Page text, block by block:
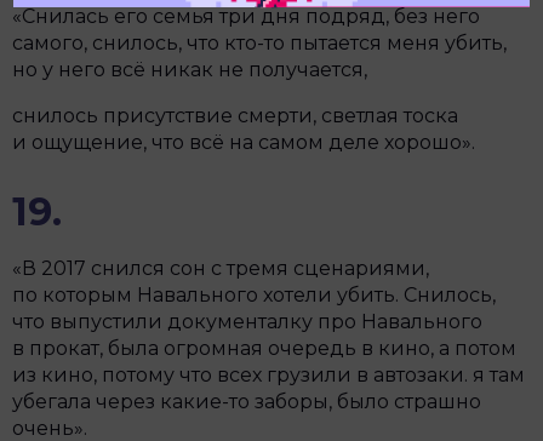
«Снилась его семья три дня подряд, без него
самого, снилось, что кто-то пытается меня убить,
но у него всё никак не получается,
снилось присутствие смерти, светлая тоска
и ощущение, что всё на самом деле хорошо».
19.
«В 2017 снился сон с тремя сценариями,
по которым Навального хотели убить. Снилось,
что выпустили документалку про Навального
в прокат, была огромная очередь в кино, а потом
из кино, потому что всех грузили в автозаки. я там
убегала через какие-то заборы, было страшно
очень».